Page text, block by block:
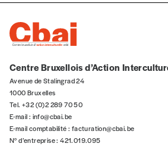
Cadeau
Faites découvrir l'
lui un abonnement ou numéro au
numéros)
J’offre le(s) numéro(s)
Centre Bruxellois d’Action
Avenue de Stalingrad 24
1000 Bruxelles
Tel. +32 (0)2 289 70 50
E-mail : info@cbai.be
E-mail comptabilité : facturation@cbai.be
N° d’entreprise : 421.019.095